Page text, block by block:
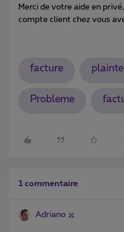
Merci de votre aide en
compte client chez vous
facture plainte
Probleme
1 commentaire
Adriano